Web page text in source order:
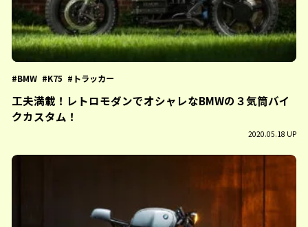
BMW K75 トラッカー
工夫満載！レトロモダンでオシャレなBMWの３気筒バイ
クカスタム！
2020.05.18 UP